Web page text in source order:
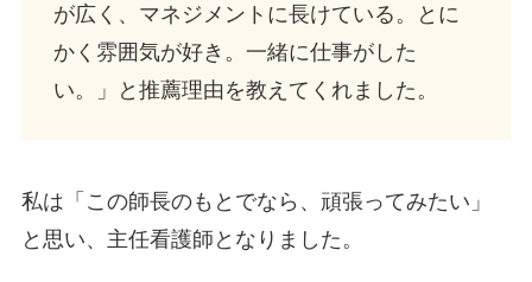
が広く、マネジメントに長けている。とに
かく雰囲気が好き。一緒に仕事がした
い。」と推薦理由を教えてくれました。
私は「この師長のもとでなら、頑張ってみたい」
と思い、主任看護師となりました。